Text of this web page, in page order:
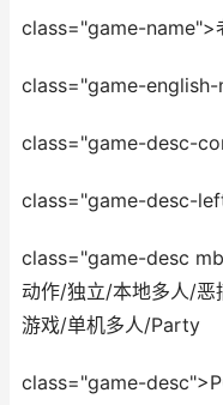
class="game-name">
class="game-
class="game-desc-
class="game-desc-
class="game-desc
动作/独立/本地多人/
游戏/单机多人/Party
class="game-